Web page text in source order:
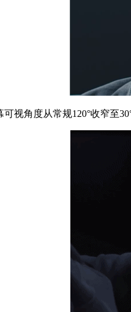
角度从常规120°收窄至